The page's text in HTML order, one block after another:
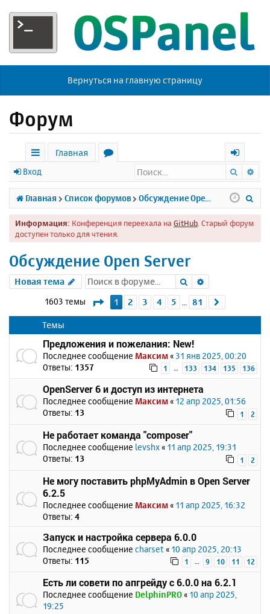
Вернуться на главную страницу
Форум
с
ы
л
к
Главная
р
у
м
х
о
д
Вход Поиск
Главная Список форумов
Информация: Конференция переехала на GitHub . Старый форум
доступен только для чтения.
Обсуждение Open Server
Новая тема Поиск
1603 темы Страница1 из 81
1 2 3 4 5 81
Темы
Предложения и пожелания: New!
Последнее сообщение Максим « 31 янв 2025, 00:20
Ответы: 1357 1 … 133 134 135 136
OpenServer 6 и доступ из интернета
Последнее сообщение Максим « 12 апр 2025, 01:56
Ответы: 13 1 2
Не работает команда "composer"
Последнее сообщение levshx « 11 апр 2025, 19:31
Ответы: 13 1 2
Не могу поставить phpMyAdmin в Open Server
6.2.5
Последнее сообщение Максим « 11 апр 2025, 16:32
Ответы: 4
Запуск и настройка сервера 6.0.0
Последнее сообщение charset « 10 апр 2025, 20:13
Ответы: 115 1 … 9 10 11 12
Есть ли совети по апгрейду с 6.0.0 на 6.2.1
Последнее сообщение DelphinPRO « 10 апр 2025,
19:25